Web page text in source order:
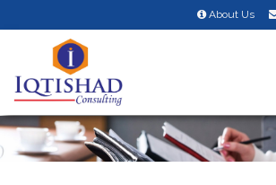
About Us